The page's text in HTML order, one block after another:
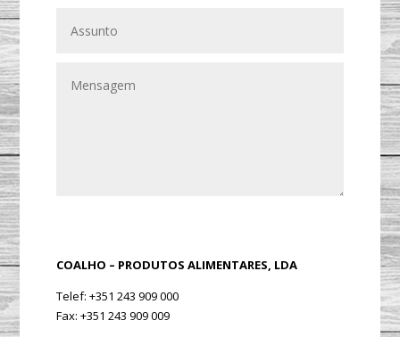
COALHO – PRODUTOS ALIMENTARES, LDA
Telef: +351 243 909 000
Fax: +351 243 909 009